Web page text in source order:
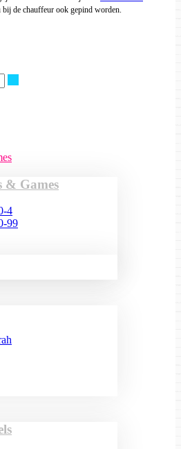
de chauffeur ook gepind worden.
& Games
4
99